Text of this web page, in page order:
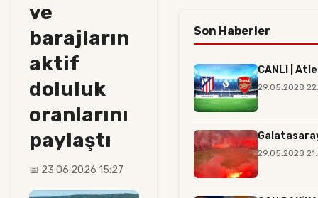
ve
barajların
aktif
doluluk
oranlarını
paylaştı
📅 23.06.2026 15:27
Son Haberler
CANLI |
29.05.2028
29.05.2028